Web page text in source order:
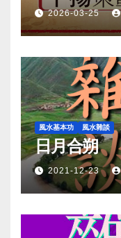
2026-03-25
風水基本功 風水雜談
日月合朔
2021-12-23